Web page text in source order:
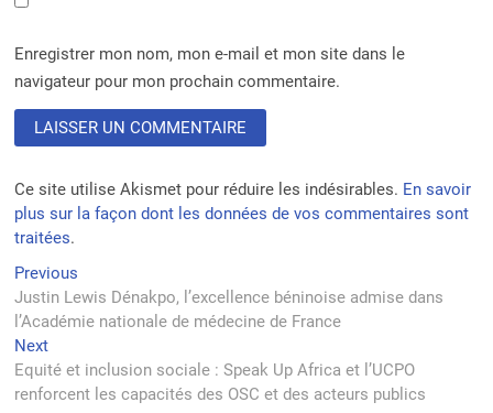
Enregistrer mon nom, mon e-mail et mon site dans le
navigateur pour mon prochain commentaire.
Ce site utilise Akismet pour réduire les indésirables. En savoir
plus sur la façon dont les données de vos commentaires sont
traitées.
Navigation
de
l’article
Previous
post:
Justin Lewis Dénakpo, l’excellence béninoise admise dans
l’Académie nationale de médecine de France
NextNext
post:
Equité et inclusion sociale : Speak Up Africa et l’UCPO
renforcent les capacités des OSC et des acteurs publics